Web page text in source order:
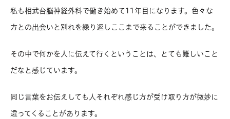
私も相武台脳神経外科で働き始めて11年目になります。色々な
方との出会いと別れを繰り返しここまで来ることができました。
その中で何かを人に伝えて行くということは、とても難しいこと
だなと感じています。
同じ言葉をお伝えしても人それぞれ感じ方が受け取り方が微妙に
違ってくることがあります。